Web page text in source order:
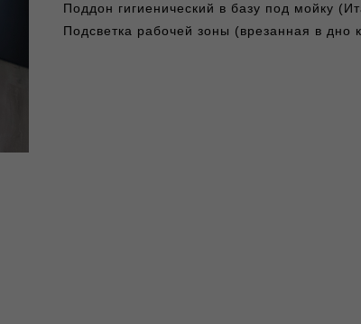
Поддон гигиенический в базу под мойку
Подсветка рабочей зоны (врезанная в дно